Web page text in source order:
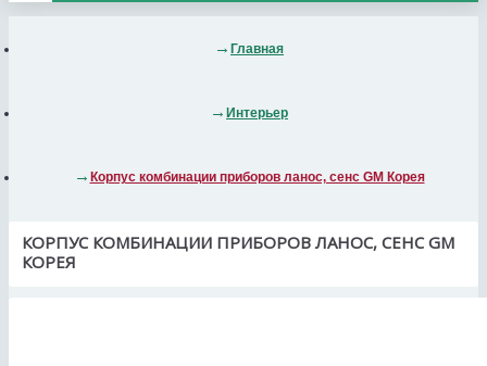
Главная
Интерьер
Корпус комбинации приборов ланос, сенс GM Корея
КОРПУС КОМБИНАЦИИ ПРИБОРОВ ЛАНОС, СЕНС GM
КОРЕЯ